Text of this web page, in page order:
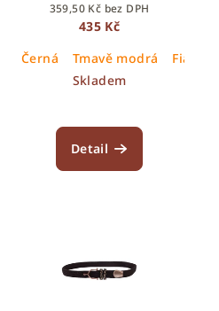
359,50 Kč bez DPH
435 Kč
Černá
Tmavě modrá Fialová
Skladem
Detail